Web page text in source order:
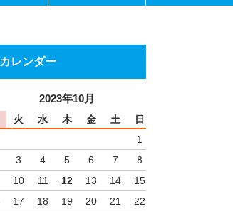
カレンダー
2023年10月
火 水 木 金 土
日
1
3 4 5 6 7
8
10 11 12 13 14
15
17 18 19 20 21
22